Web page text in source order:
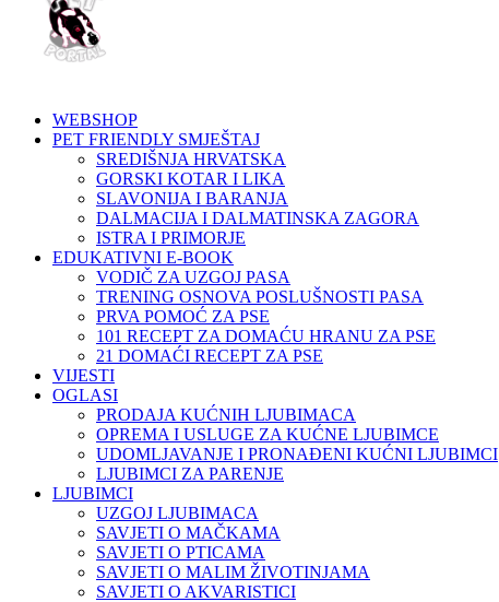
WEBSHOP
PET FRIENDLY SMJEŠTAJ
SREDIŠNJA HRVATSKA
GORSKI KOTAR I LIKA
SLAVONIJA I BARANJA
DALMACIJA I DALMATINSKA ZAGORA
ISTRA I PRIMORJE
EDUKATIVNI E-BOOK
VODIČ ZA UZGOJ PASA
TRENING OSNOVA POSLUŠNOSTI PASA
PRVA POMOĆ ZA PSE
101 RECEPT ZA DOMAĆU HRANU ZA PSE
21 DOMAĆI RECEPT ZA PSE
VIJESTI
OGLASI
PRODAJA KUĆNIH LJUBIMACA
OPREMA I USLUGE ZA KUĆNE LJUBIMCE
UDOMLJAVANJE I PRONAĐENI KUĆNI LJUBIMCI
LJUBIMCI ZA PARENJE
LJUBIMCI
UZGOJ LJUBIMACA
SAVJETI O MAČKAMA
SAVJETI O PTICAMA
SAVJETI O MALIM ŽIVOTINJAMA
SAVJETI O AKVARISTICI